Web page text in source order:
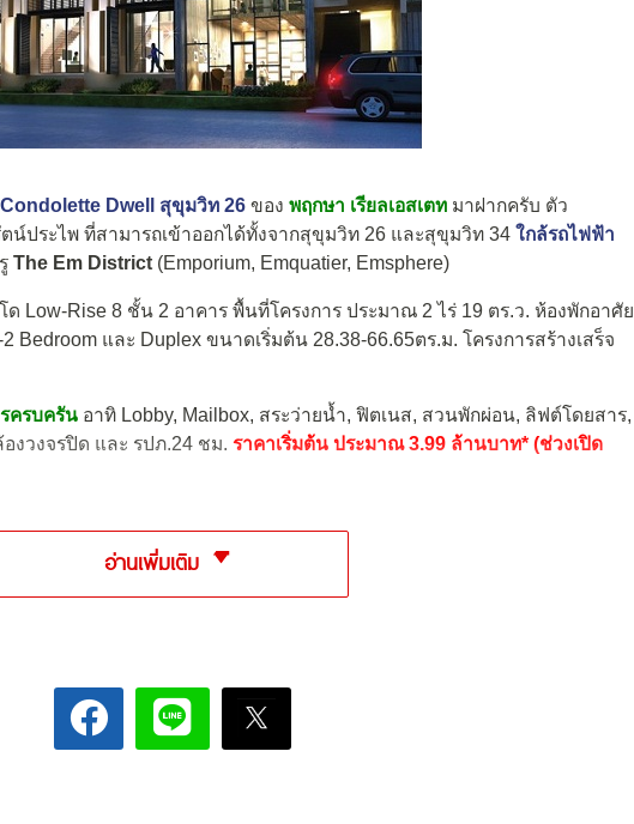
Condolette Dwell สุขุมวิท 26 ของ พฤกษา เรียลเอสเตท มาฝากครับ ตัว
น์ประไพ ที่สามารถเข้าออกได้ทั้งจากสุขุมวิท 26 และสุขุมวิท 34 ใกล้รถไฟฟ้า
The Em District (Emporium, Emquatier, Emsphere)
ด Low-Rise 8 ชั้น 2 อาคาร พื้นที่โครงการ ประมาณ 2 ไร่ 19 ตร.ว. ห้องพักอาศัย
Bedroom และ Duplex ขนาดเริ่มต้น 28.38-66.65ตร.ม. โครงการสร้างเสร็จ
ครบครัน อาทิ Lobby, Mailbox, สระว่ายน้ำ, ฟิตเนส, สวนพักผ่อน, ลิฟต์โดยสาร,
งวงจรปิด และ รปภ.24 ชม. ราคาเริ่มต้น ประมาณ 3.99 ล้านบาท* (ช่วงเปิด
อ่านเพิ่มเติม